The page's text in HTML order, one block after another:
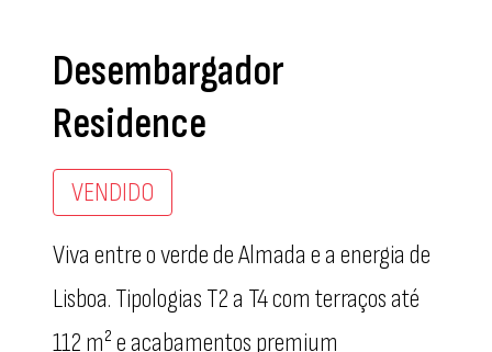
Desembargador
Residence
VENDIDO
Viva entre o verde de Almada e a energia de
Lisboa. Tipologias T2 a T4 com terraços até
112 m² e acabamentos premium